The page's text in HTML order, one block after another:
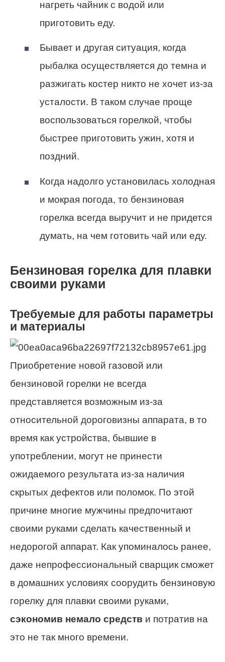
нагреть чайник с водой или
приготовить еду.
Бывает и другая ситуация, когда
рыбалка осуществляется до темна и
разжигать костер никто не хочет из-за
усталости. В таком случае проще
воспользоваться горелкой, чтобы
быстрее приготовить ужин, хотя и
поздний.
Когда надолго установилась холодная
и мокрая погода, то бензиновая
горелка всегда выручит и не придется
думать, на чем готовить чай или еду.
Бензиновая горелка для плавки
своими руками
Требуемые для работы параметры
и материалы
Приобретение новой газовой или
бензиновой горелки не всегда
представляется возможным из-за
относительной дороговизны аппарата, в то
время как устройства, бывшие в
употреблении, могут не принести
ожидаемого результата из-за наличия
скрытых дефектов или поломок. По этой
причине многие мужчины предпочитают
своими руками сделать качественный и
недорогой аппарат. Как упоминалось ранее,
даже непрофессиональный сварщик сможет
в домашних условиях соорудить бензиновую
горелку для плавки своими руками,
сэкономив немало средств и потратив на
это не так много времени.